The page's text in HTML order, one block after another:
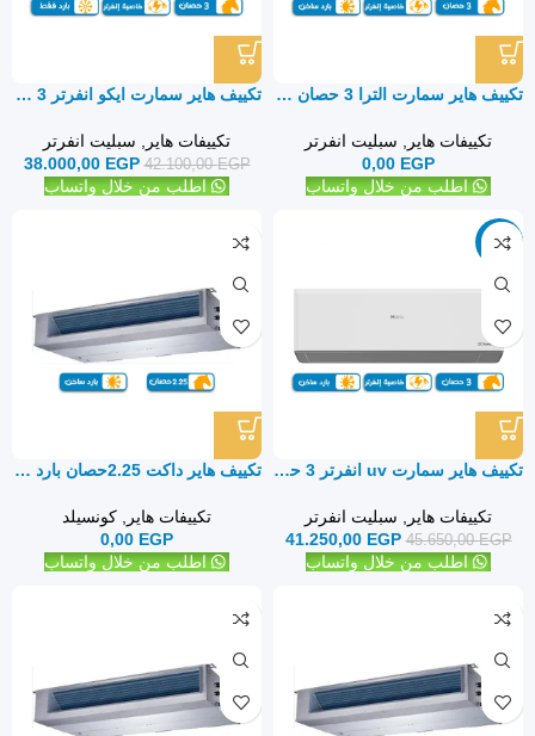
تكييف هاير سمارت الترا 3 حصان بارد ساخن – سبليت
تكييفات هاير
سبليت انفرتر
0,00 EGP
اطلب من خلال واتساب
تكييف هاير سمارت ايكو انفرتر 3 حصان بارد فقط – سبليت
تكييفات هاير سبليت انفرتر
42.100,00EGP
38.000,00 EGP
اطلب من خلال واتساب
-10%
تكييف هاير سمارت uv انفرتر 3 حصان بارد ساخن – سبليت
تكييفات هاير سبليت انفرتر
45.650,00EGP
41.250,00 EGP
اطلب من خلال واتساب
تكييف هاير داكت 2.25حصان بارد ساخن – كونسيلد
تكييفات هاير
كونسيلد
0,00 EGP
اطلب من خلال واتساب